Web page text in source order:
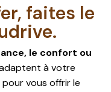
faites le
le confort ou
à votre
vous offrir le